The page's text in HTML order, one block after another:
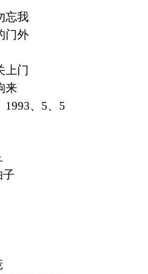
忘我
门外
上门
来
、 5、 5
子